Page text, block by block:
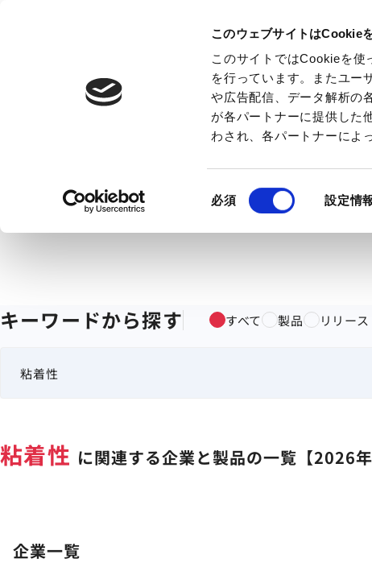
このウェブサイトはCookie
このサイトではCookieを使
を行っています。またユー
や広告配信、データ解析の
が各パートナーに提供した
わされ、各パートナーによ
意
必須 設定情
キーワードから探す すべて 製品 リリース
粘着性 に関連する企業と製品の一覧【2026年
企業一覧